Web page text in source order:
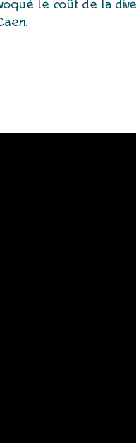
le coût de la